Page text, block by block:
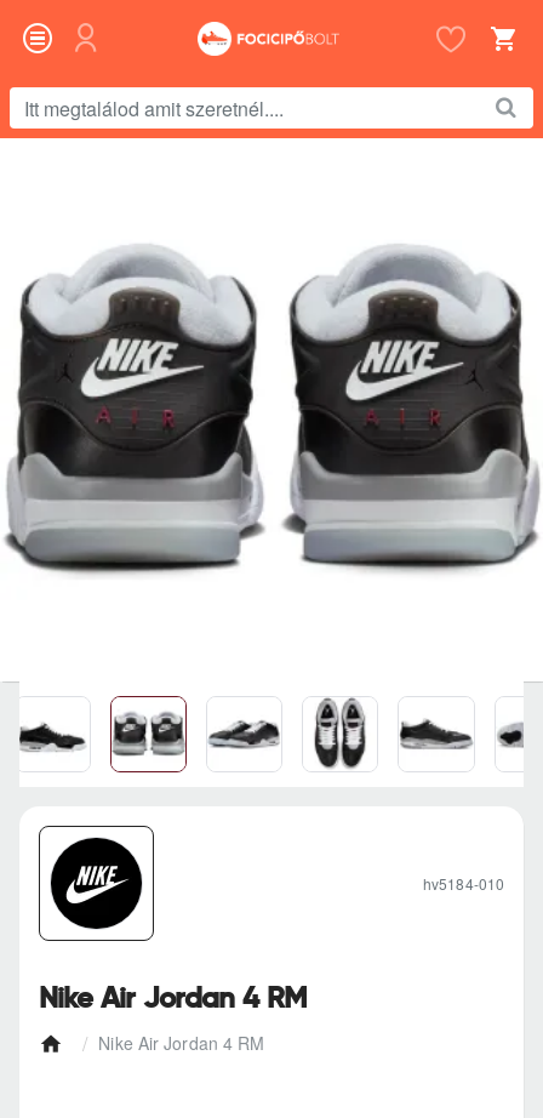
megtalálod
Nike Air Jordan 4 RM
Nike Air Jordan 4 RM
hv5184-010